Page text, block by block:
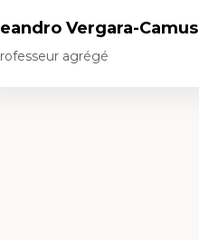
Vergara-Camus
agrégé